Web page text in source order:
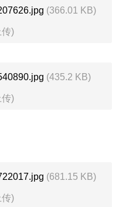
(366.01 KB)
传)
(435.2 KB)
传)
(681.15 KB)
传)